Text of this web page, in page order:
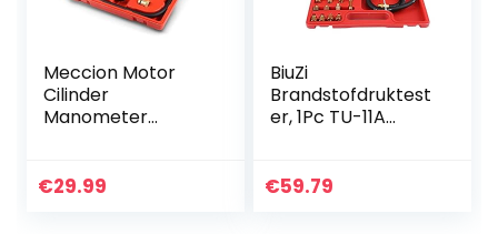
Meccion Motor
Cilinder
Manometer
stks Professionele
€29.99
BiuZi
Brandstofdruktest
er, 1Pc TU-11A
motorolie Feul
€59.79